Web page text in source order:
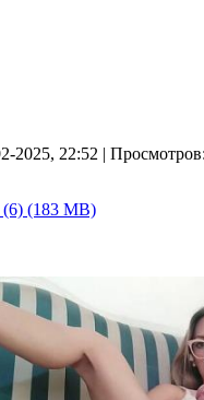
2025, 22:52 |
(183 MB)